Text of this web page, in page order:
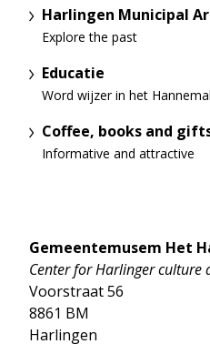
Harlingen Municipal
Explore the past
Educatie
Word wijzer in het
Coffee, books and
Informative and attractive
Gemeentemusem Het
Center for Harlinger culture
Voorstraat 56
8861 BM
Harlingen